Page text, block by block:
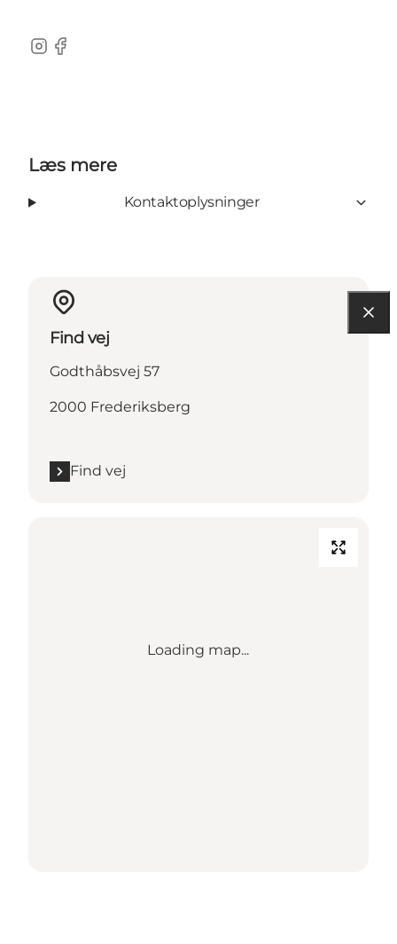
Instagram
Facebook
Læs mere
Kontaktoplysninger
Find vej
Godthåbsvej 57
2000 Frederiksberg
Find vej
Loading map...